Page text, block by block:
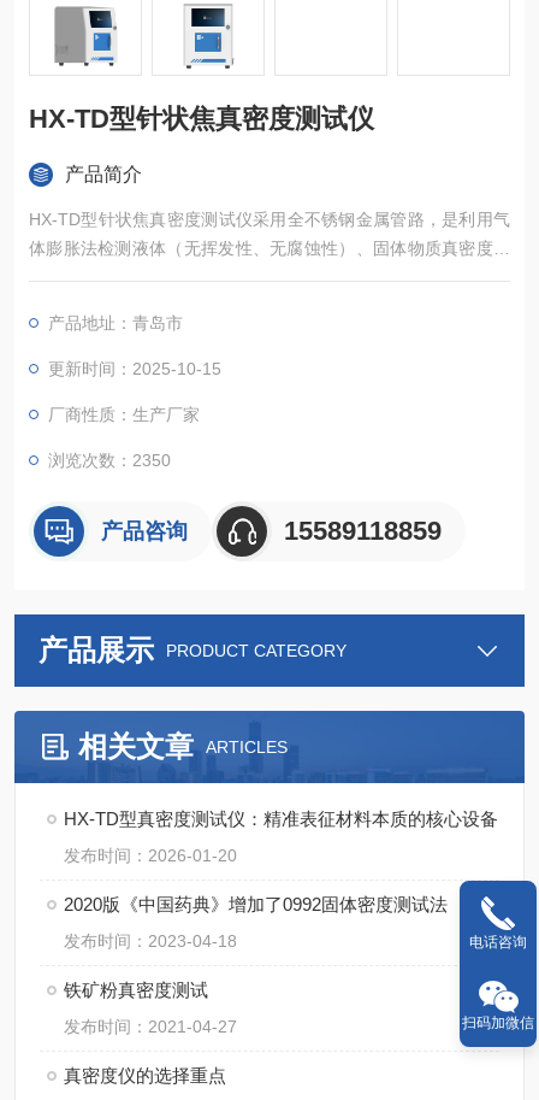
HX-TD型针状焦真密度测试仪
产品简介
HX-TD型针状焦真密度测试仪采用全不锈钢金属管路，是利用气
体膨胀法检测液体（无挥发性、无腐蚀性）、固体物质真密度的
全自动分析仪器，仪器主要应用于食品安全、新能源、新材料、
料、牛奶、果汁、电池材料等物质。该仪器采用内置控制系统，
仪器各项功能均可通过触摸屏操作实现。
产品地址：青岛市
更新时间：2025-10-15
厂商性质：生产厂家
浏览次数：2350
产品咨询 15589118859
产品展示 PRODUCT CATEGORY
相关文章 ARTICLES
HX-TD型真密度测试仪：精准表征材料本质的核心设备
发布时间：2026-01-20
2020版《中国药典》增加了0992固体密度测试法
发布时间：2023-04-18
铁矿粉真密度测试
发布时间：2021-04-27
真密度仪的选择重点
电话咨询
扫码加微信